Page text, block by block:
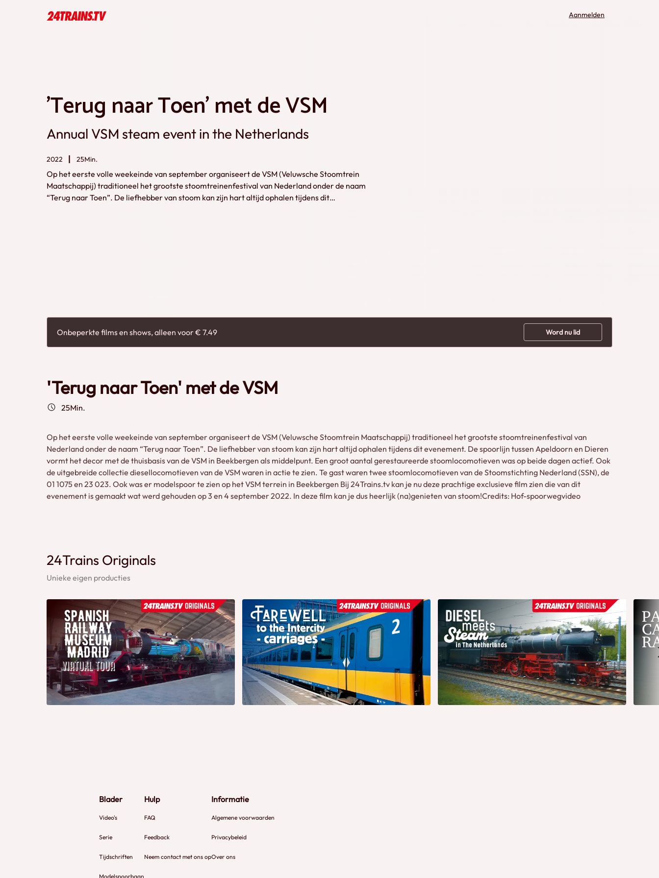
Aanmelden
'Terug naar Toen' met de VSM
Annual VSM steam event in the Netherlands
2022 25Min.
Op het eerste volle weekeinde van september organiseert de VSM (Veluwsche Stoomtrein
Maatschappij) traditioneel het grootste stoomtreinenfestival van Nederland onder de naam
“Terug naar Toen”. De liefhebber van stoom kan zijn hart altijd ophalen tijdens dit
Onbeperkte films en shows, alleen voor € 7.49 Word nu lid
'Terug naar Toen' met de VSM
25Min.
Op het eerste volle weekeinde van september organiseert de VSM (Veluwsche Stoomtrein Maatschappij) traditioneel het grootste stoomtreinenfestival van
Nederland onder de naam “Terug naar Toen”. De liefhebber van stoom kan zijn hart altijd ophalen tijdens dit evenement. De spoorlijn tussen Apeldoorn en Dieren
vormt het decor met de thuisbasis van de VSM in Beekbergen als middelpunt. Een groot aantal gerestaureerde stoomlocomotieven was op beide dagen actief. Ook
de uitgebreide collectie diesellocomotieven van de VSM waren in actie te zien. Te gast waren twee stoomlocomotieven van de Stoomstichting Nederland (SSN), de
01 1075 en 23 023. Ook was er modelspoor te zien op het VSM terrein in Beekbergen Bij 24Trains.tv kan je nu deze prachtige exclusieve film zien die van dit
evenement is gemaakt wat werd gehouden op 3 en 4 september 2022. In deze film kan je dus heerlijk (na)genieten van stoom!Credits: Hof-spoorwegvideo
24Trains Originals
Unieke eigen producties
Blader
Video's
Serie
Tijdschriften
Modelspoorbaan
Hulp
FAQ
Feedback
Neem contact met ons op
Informatie
Algemene voorwaarden
Privacybeleid
Over ons